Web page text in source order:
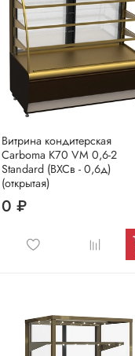
Витрина кондитерская
Carboma K70 VM 0,6-2
Standard (ВХСв - 0,6д)
(открытая)
0 ₽